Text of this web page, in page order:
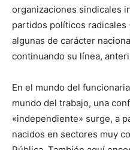
organizaciones sindicales
partidos políticos radicales
algunas de carácter
continuando su línea,
En el mundo del
mundo del trabajo, una
«independiente» surge, a
nacidos en sectores muy